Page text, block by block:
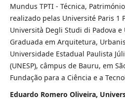
Mundus TPTI - Técnica,
realizado pelas Université Paris 1
Università Degli Studi di Padova e
Graduada em Arquitetura,
Universidade Estadual Paulista
(UNESP), câmpus de Bauru, em
Fundação para a Ciência e a
Eduardo Romero Oliveira,